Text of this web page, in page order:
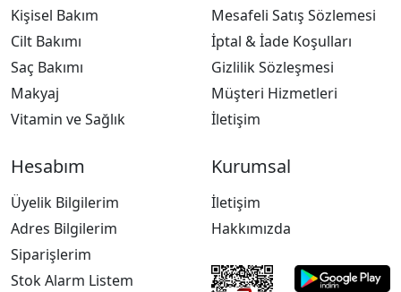
Kişisel Bakım
Cilt Bakımı
Saç Bakımı
Makyaj
Vitamin ve Sağlık
Mesafeli Satış Sözlemesi
İptal & İade Koşulları
Gizlilik Sözleşmesi
Müşteri Hizmetleri
İletişim
Hesabım
Üyelik Bilgilerim
Adres Bilgilerim
Siparişlerim
Stok Alarm Listem
Kurumsal
İletişim
Hakkımızda